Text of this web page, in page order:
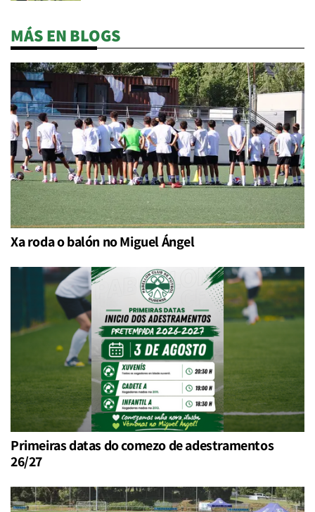
MÁS EN BLOGS
Xa roda o balón no Miguel Ángel
Primeiras datas do comezo de adestramentos
26/27